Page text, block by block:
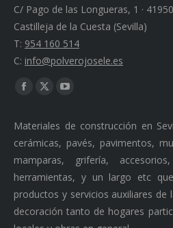
C/ Pago de las Longueras, 1 · 41950
Castilleja de la Cuesta (Sevilla)
T: 954 160 514
C: info@polverojosele.es
Find us on:
Facebook
opens
in
new
window
X
opens
in
new
window
YouTube
opens
in
new
window
Materiales de construcción en
cerámicas, pavés, pavimentos,
mamparas, grifería,
herramientas, y un largo etc
productos y servicios auxiliares
decoración tanto de hogares